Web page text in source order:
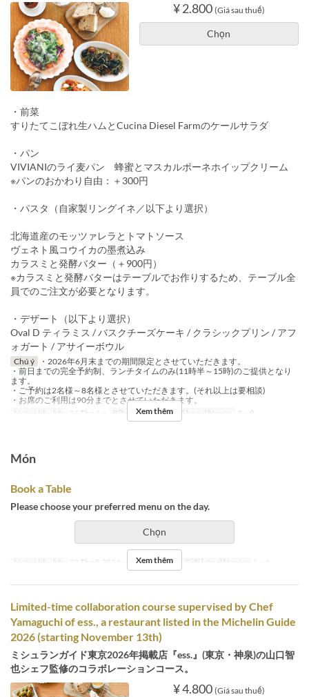
¥ 2.800 (Giá sau thuế)
Chọn
・前菜
すりたてこぼれ生ハムとCucina Diesel Farmのケールサラダ
・パン
VIVIANIのライ麦パン 蜂蜜とマスカルポーネホイップクリーム
※パンのおかわり自由：＋300円
・パスタ（自家製リングイネ／以下より選択）
北海道産のモッツァレラとトマトソース
ヴェネト風コウイカの墨煮込み
カラスミと発酵バター（＋900円）
※カラスミと発酵バターはテーブルでお作りするため、テーブル全
員でのご注文が必要となります。
・デザート（以下より選択）
Oval D ティラミス / バスクチーズケーキ / クラシックプリン / アフ
ォガート / アサイーボウル
Chú ý
・2026年6月末までの期間限定とさせていただきます。
・前日までの完全予約制、ランチタイムのみ(11時半～15時)のご提供となり
ます。
・ご予約は2名様～8名様とさせていただきます。(それ以上は要相談)
・お席のご利用は90分までとさせていただきます。
Ngày Hiệu lực
24 Thg 4 ~ Bữa Bữa trưa Giới hạn dặt món 2 ~ 8
Xem thêm
Món
Book a Table
Please choose your preferred menu on the day.
Chọn
Ngày Hiệu lực 22 Thg 5 2024 ~ Bữa Bữa tối Giới hạn dặt món 1 ~ 4
Xem thêm
Limited-time collaboration course supervised by Chef
Yamaguchi of ess., a restaurant listed in the Michelin Guide
2026 (starting November 13th)
ミシュランガイド東京2026年掲載店『ess.』(東京・神泉)の山口智
也シェフ監修のコラボレーションコース。
¥ 4.800 (Giá sau thuế)